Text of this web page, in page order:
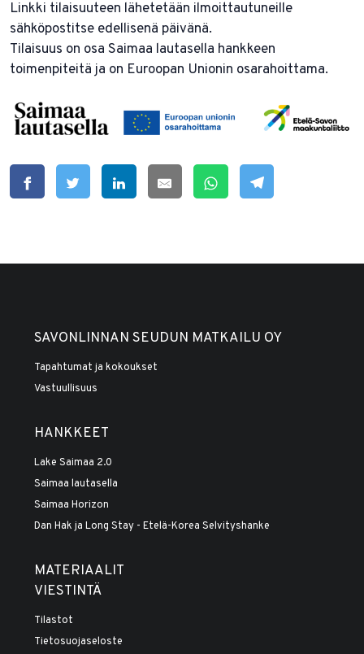
Linkki tilaisuuteen lähetetään ilmoittautuneille
sähköpostitse edellisenä päivänä.
Tilaisuus on osa Saimaa lautasella hankkeen
toimenpiteitä ja on Euroopan Unionin osarahoittama.
SAVONLINNAN SEUDUN MATKAILU OY
Tapahtumat ja kokoukset
Vastuullisuus
HANKKEET
Lake Saimaa 2.0
Saimaa lautasella
Saimaa Horizon
Dan Hak ja Long Stay - Etelä-Korea Selvityshanke
MATERIAALIT
VIESTINTÄ
Tilastot
Tietosuojaseloste